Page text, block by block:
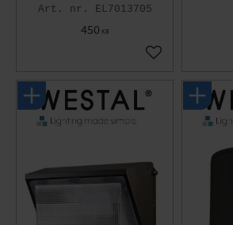
EL7013705
450 KR
Gem som favorit